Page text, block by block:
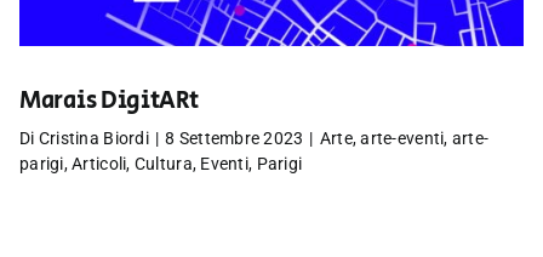
Marais DigitARt
Di Cristina Biordi | 8 Settembre 2023 | Arte,arte-eventi, arte-
parigi,Articoli, Cultura, Eventi, Parigi